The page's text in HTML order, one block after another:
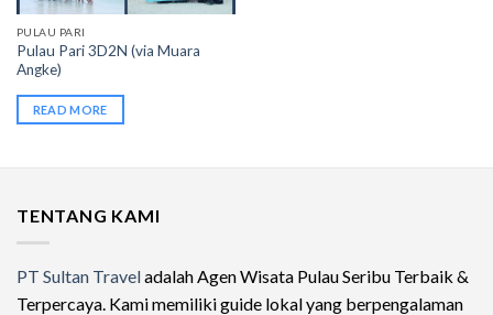
PULAU PARI
Pulau Pari 3D2N (via Muara
Angke)
READ MORE
TENTANG KAMI
PT Sultan Traveladalah Agen Wisata Pulau Seribu Terbaik &
Terpercaya. Kami memiliki guide lokal yang berpengalaman